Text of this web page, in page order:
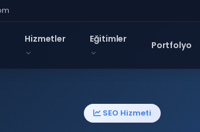
Hizmetler Eğitimler
Portfolyo
SEO Hizmeti